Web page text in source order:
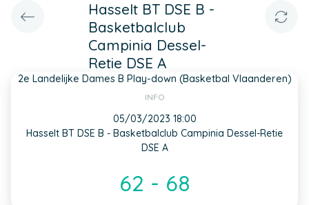
Hasselt BT DSE B -
Basketbalclub
Campinia Dessel-
Retie DSE A
2e Landelijke Dames B Play-down (Basketbal Vlaanderen)
INFO
05/03/2023 18:00
Hasselt BT DSE B - Basketbalclub Campinia Dessel-Retie
DSE A
62 - 68